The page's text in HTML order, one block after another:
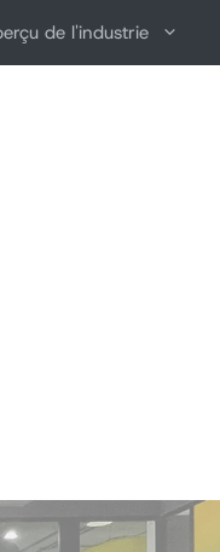
de l'industrie